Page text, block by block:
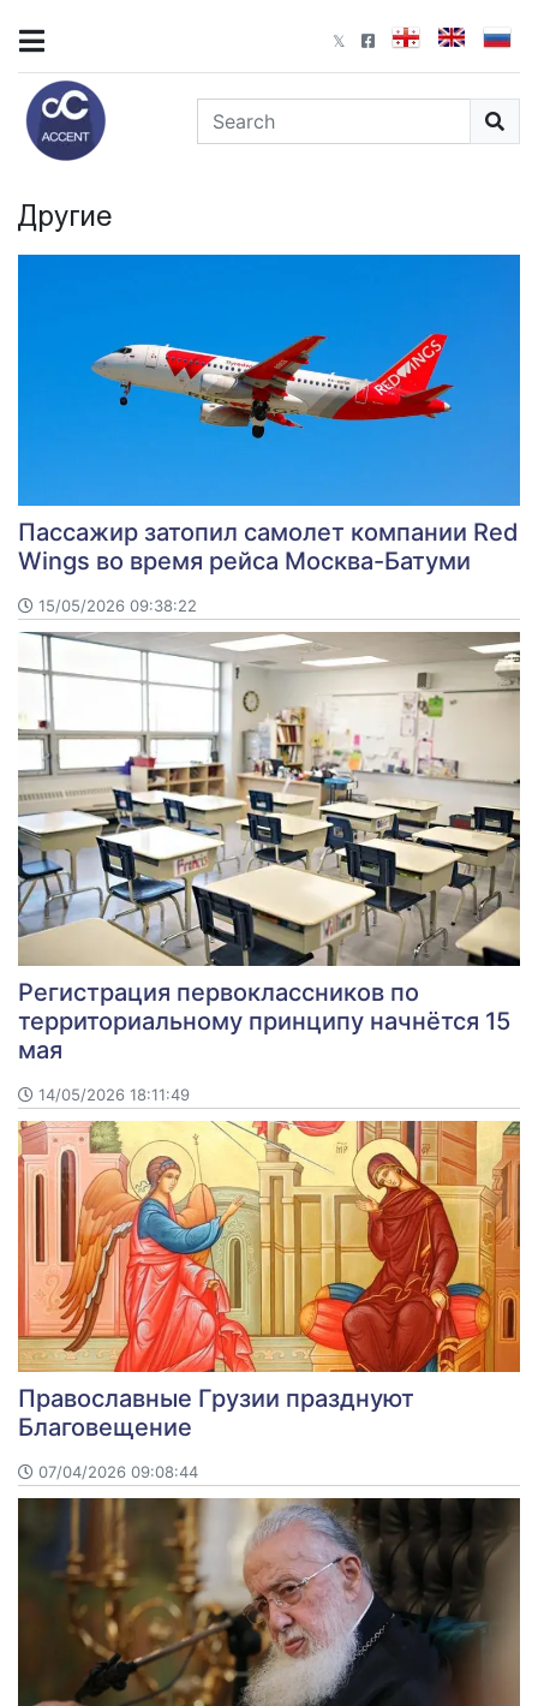
Другие
Пассажир затопил самолет компании Red
Wings во время рейса Москва-Батуми
15/05/2026 09:38:22
Регистрация первоклассников по
территориальному принципу начнётся 15
мая
14/05/2026 18:11:49
Православные Грузии празднуют
Благовещение
07/04/2026 09:08:44